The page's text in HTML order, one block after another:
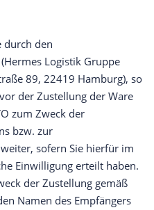
durch den
Logistik Gruppe
89, 22419 Hamburg), so
der Zustellung der Ware
zum Zweck der
bzw. zur
sofern Sie hierfür im
Einwilligung erteilt haben.
der Zustellung gemäß
Namen des Empfängers